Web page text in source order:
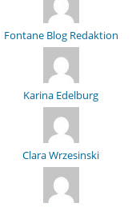
Fontane Blog Redaktion
Karina Edelburg
Clara Wrzesinski